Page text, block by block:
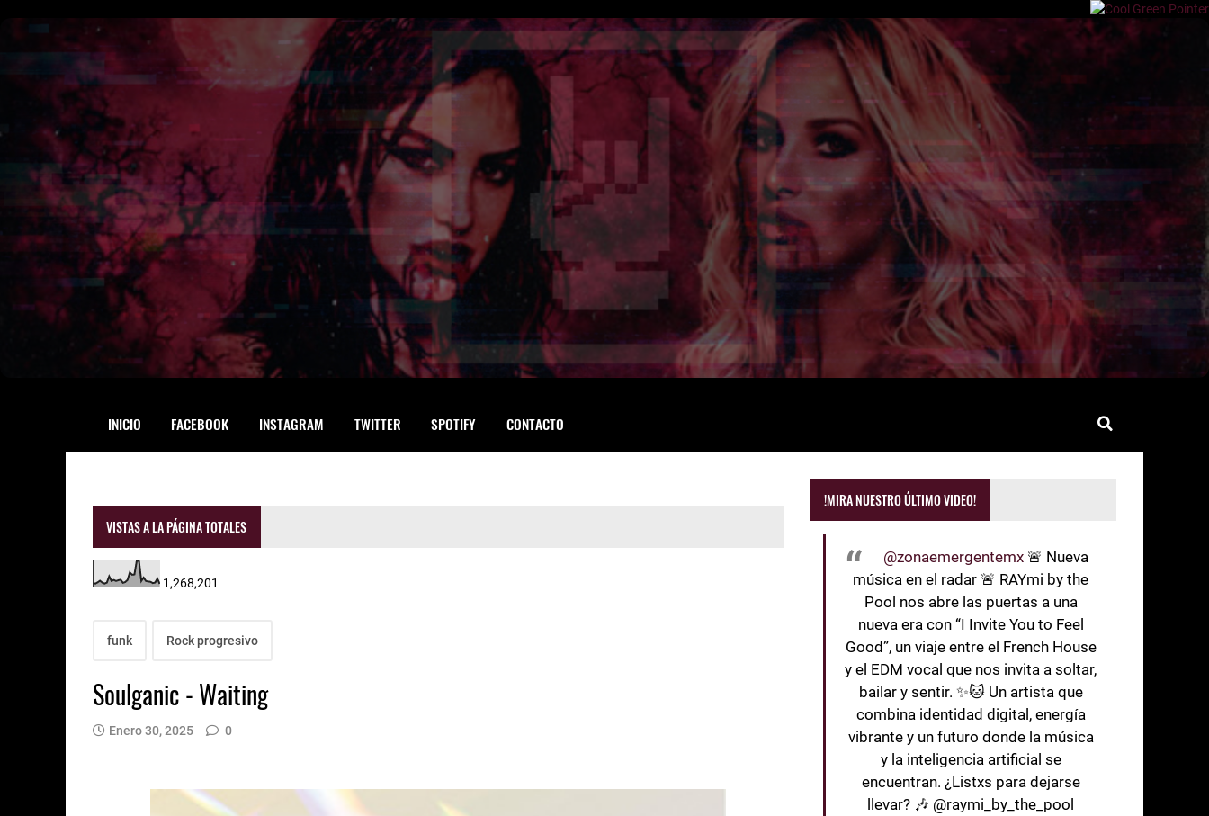
INICIO FACEBOOK INSTAGRAM TWITTER SPOTIFY CONTACTO
VISTAS A LA PÁGINA TOTALES
1,268,201
funk Rock progresivo
Soulganic - Waiting
Enero 30, 2025 0
!MIRA NUESTRO ÚLTIMO VIDEO!
@zonaemergentemx 🚨 Nueva
música en el radar 🚨 RAYmi by the
Pool nos abre las puertas a una
nueva era con “I Invite You to Feel
Good”, un viaje entre el French House
y el EDM vocal que nos invita a soltar,
bailar y sentir. ✨🐱 Un artista que
combina identidad digital, energía
vibrante y un futuro donde la música
y la inteligencia artificial se
encuentran. ¿Listxs para dejarse
llevar? 🎶 @raymi_by_the_pool